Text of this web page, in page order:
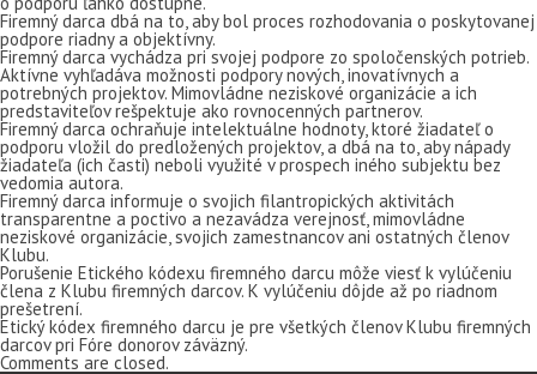
Firemný darca dbá na to, aby bol proces rozhodovania o poskytovanej
podpore riadny a objektívny.
Firemný darca vychádza pri svojej podpore zo spoločenských potrieb.
Aktívne vyhľadáva možnosti podpory nových, inovatívnych a
potrebných projektov. Mimovládne neziskové organizácie a ich
predstaviteľov rešpektuje ako rovnocenných partnerov.
Firemný darca ochraňuje intelektuálne hodnoty, ktoré žiadateľ o
podporu vložil do predložených projektov, a dbá na to, aby nápady
žiadateľa (ich časti) neboli využité v prospech iného subjektu bez
vedomia autora.
Firemný darca informuje o svojich filantropických aktivitách
transparentne a poctivo a nezavádza verejnosť, mimovládne
neziskové organizácie, svojich zamestnancov ani ostatných členov
Klubu.
Porušenie Etického kódexu firemného darcu môže viesť k vylúčeniu
člena z Klubu firemných darcov. K vylúčeniu dôjde až po riadnom
prešetrení.
Etický kódex firemného darcu je pre všetkých členov Klubu firemných
darcov pri Fóre donorov záväzný.
Comments are closed.